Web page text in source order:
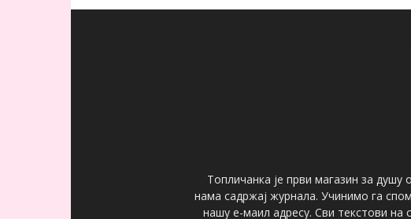
Топличанка је први магазин за душу
нама садржај журнала. Учинимо га
нашу е-маил адресу. Сви текстови